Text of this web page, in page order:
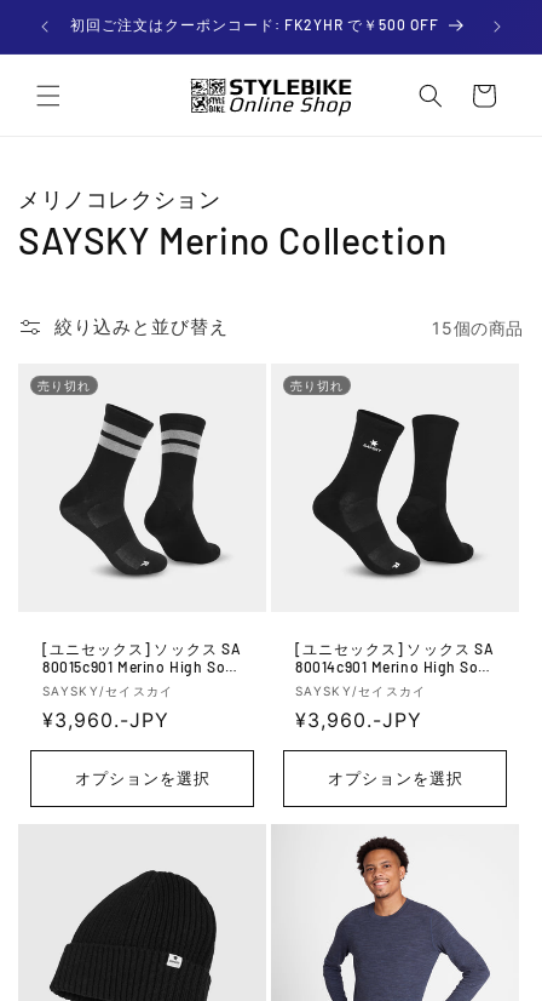
ンツに初回ご注文はクーポンコード: FK2YHR で￥500 OFF
ト
メリノコレクション
SAYSKY Merino Collection
絞り込みと並び替え 15個の商品
売り切れ
[ユニセックス] ソックス SA
80015c901 Merino High Sock
s - Black
販
売
元:
SAYSKY/セイスカイ
通
常
格
¥3,960.-JPY
オプションを選択
売り切れ
[ユニセックス] ソックス SA
80014c901 Merino High Sock
s - Black
販
売
元:
SAYSKY/セイスカイ
通
常
格
¥3,960.-JPY
オプションを選択